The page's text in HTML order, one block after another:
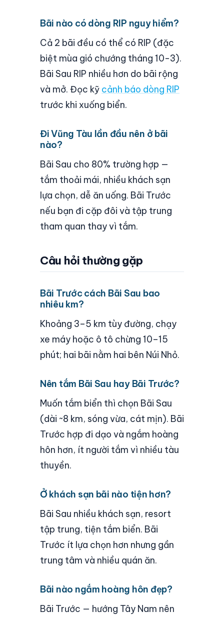
Bãi nào có dòng RIP nguy hiểm?
Cả 2 bãi đều có thể có RIP (đặc
biệt mùa gió chướng tháng 10-3).
Bãi Sau RIP nhiều hơn do bãi rộng
và mở. Đọc kỹ cảnh báo dòng RIP
trước khi xuống biển.
Đi Vũng Tàu lần đầu nên ở bãi
nào?
Bãi Sau cho 80% trường hợp —
tắm thoải mái, nhiều khách sạn
lựa chọn, dễ ăn uống. Bãi Trước
nếu bạn đi cặp đôi và tập trung
tham quan thay vì tắm.
Câu hỏi thường gặp
Bãi Trước cách Bãi Sau bao
nhiêu km?
Khoảng 3–5 km tùy đường, chạy
xe máy hoặc ô tô chừng 10–15
phút; hai bãi nằm hai bên Núi Nhỏ.
Nên tắm Bãi Sau hay Bãi Trước?
Muốn tắm biển thì chọn Bãi Sau
(dài ~8 km, sóng vừa, cát mịn). Bãi
Trước hợp đi dạo và ngắm hoàng
hôn hơn, ít người tắm vì nhiều tàu
thuyền.
Ở khách sạn bãi nào tiện hơn?
Bãi Sau nhiều khách sạn, resort
tập trung, tiện tắm biển. Bãi
Trước ít lựa chọn hơn nhưng gần
trung tâm và nhiều quán ăn.
Bãi nào ngắm hoàng hôn đẹp?
Bãi Trước — hướng Tây Nam nên